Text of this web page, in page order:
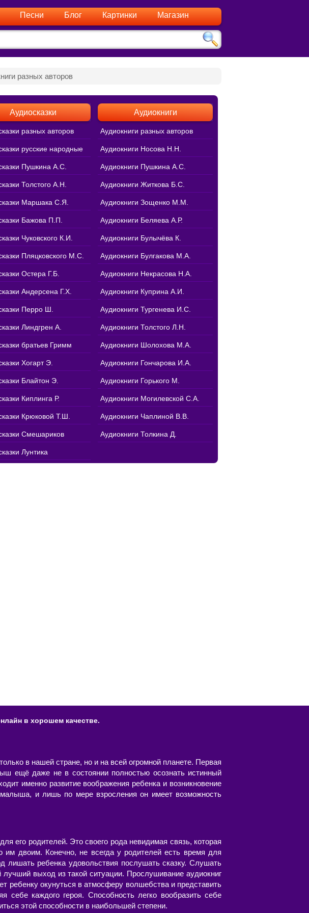
Песни Блог Картинки Магазин
разных авторов
Аудиосказки
разных авторов
русские народные
Пушкина А.С.
Толстого А.Н.
Маршака С.Я.
Бажова П.П.
Чуковского К.И.
Пляцковского М.С.
Остера Г.Б.
Андерсена Г.Х.
Перро Ш.
Линдгрен А.
братьев Гримм
Хогарт Э.
Блайтон Э.
Киплинга Р.
Крюковой Т.Ш.
Смешариков
Лунтика
Аудиокниги
Аудиокниги разных авторов
Аудиокниги Носова Н.Н.
Аудиокниги Пушкина А.С.
Аудиокниги Житкова Б.С.
Аудиокниги Зощенко М.М.
Аудиокниги Беляева А.Р.
Аудиокниги Булычёва К.
Аудиокниги Булгакова М.А.
Аудиокниги Некрасова Н.А.
Аудиокниги Куприна А.И.
Аудиокниги Тургенева И.С.
Аудиокниги Толстого Л.Н.
Аудиокниги Шолохова М.А.
Аудиокниги Гончарова И.А.
Аудиокниги Горького М.
Аудиокниги Могилевской С.А.
Аудиокниги Чаплиной В.В.
Аудиокниги Толкина Д.
в хорошем качестве.
в нашей стране, но и на всей огромной планете. Первая
ещё даже не в состоянии полностью осознать истинный
именно развитие воображения ребенка и возникновение
и лишь по мере взросления он имеет возможность
его родителей. Это своего рода невидимая связь, которая
им двоим. Конечно, не всегда у родителей есть время для
лишать ребенка удовольствия послушать сказку. Слушать
выход из такой ситуации. Прослушивание аудиокниг
ребенку окунуться в атмосферу волшебства и представить
себе каждого героя. Способность легко вообразить себе
этой способности в наибольшей степени.